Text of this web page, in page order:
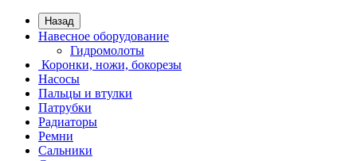
Назад
Навесное оборудование
Гидромолоты
Коронки, ножи, бокорезы
Насосы
Пальцы и втулки
Патрубки
Радиаторы
Ремни
Сальники